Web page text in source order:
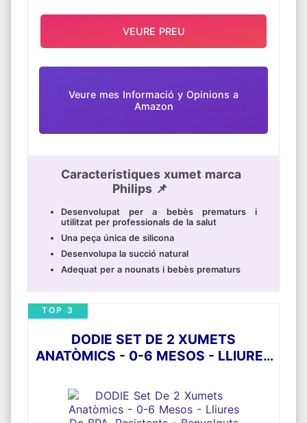
Veure mes Informació y Opinions a
Amazon
Caracteristiques xumet marca
Philips 📌
Desenvolupat per a bebès prematurs i
utilitzat per professionals de la salut
Una peça única de silicona
Desenvolupa la succió natural
Adequat per a nounats i bebès prematurs
VEURE PREU
DODIE SET DE 2 XUMETS
ANATÒMICS - 0-6 MESOS - LLIURES
MAMÀ I PAPÀ - A L'ATZAR AMB O
SENSE ANELL
TOP 3